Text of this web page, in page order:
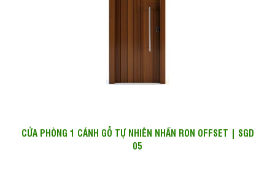
CỬA PHÒNG 1 CÁNH GỖ TỰ NHIÊN NHẤN RON OFFSET | SGD
05